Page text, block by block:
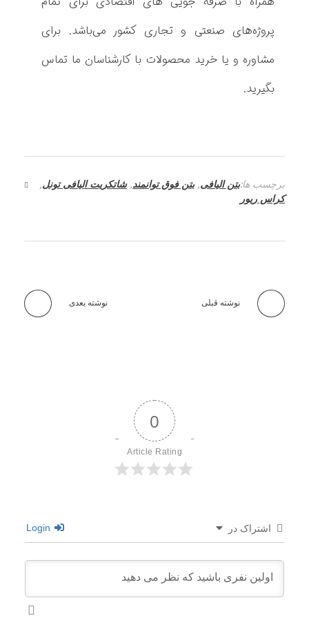
پروژه‌های صنعتی و تجاری کشور می‌باشد. برای
مشاوره و یا خرید محصولات با کارشناسان ما تماس
بگیرید.
برچسب ها:بتن الیافی,بتن فوق توانمند,شاتکریت الیافی تونل,
کراس ریور
نوشته قبلی نوشته بعدی
0
Article Rating
اشتراک در